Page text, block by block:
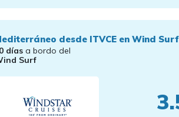
desde ITVCE en Wind Surf
días a bordo del
Surf